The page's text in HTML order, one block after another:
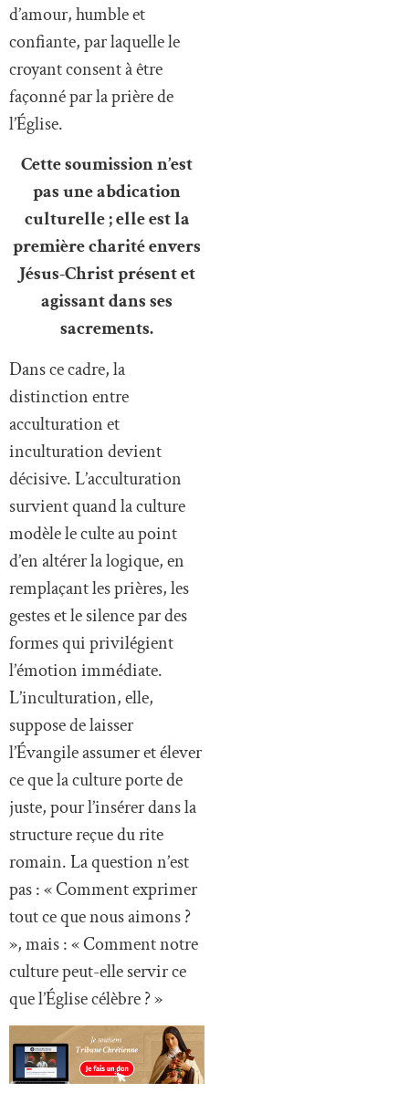
d’amour, humble et
confiante, par laquelle le
croyant consent à être
façonné par la prière de
l’Église.
Cette soumission n’est
pas une abdication
culturelle ; elle est la
première charité envers
Jésus-Christ présent et
agissant dans ses
sacrements.
Dans ce cadre, la
distinction entre
acculturation et
inculturation devient
décisive. L’acculturation
survient quand la culture
modèle le culte au point
d’en altérer la logique, en
remplaçant les prières, les
gestes et le silence par des
formes qui privilégient
l’émotion immédiate.
L’inculturation, elle,
suppose de laisser
l’Évangile assumer et élever
ce que la culture porte de
juste, pour l’insérer dans la
structure reçue du rite
romain. La question n’est
pas : « Comment exprimer
tout ce que nous aimons ?
», mais : « Comment notre
culture peut-elle servir ce
que l’Église célèbre ? »